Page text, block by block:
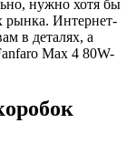
нужно хотя бы
рынка. Интернет-
в деталях, а
Max 4 80W-